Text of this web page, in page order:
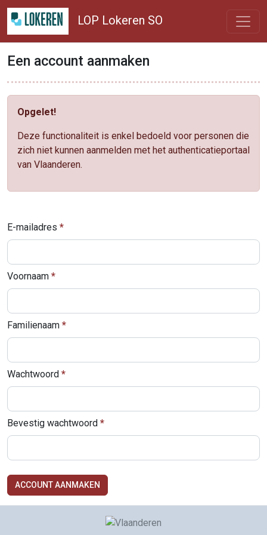
LOP Lokeren SO
Een account aanmaken
Opgelet!
Deze functionaliteit is enkel bedoeld voor personen die
zich niet kunnen aanmelden met het authenticatieportaal
van Vlaanderen.
E-mailadres
Voornaam
Familienaam
Wachtwoord
Bevestig wachtwoord
ACCOUNT AANMAKEN